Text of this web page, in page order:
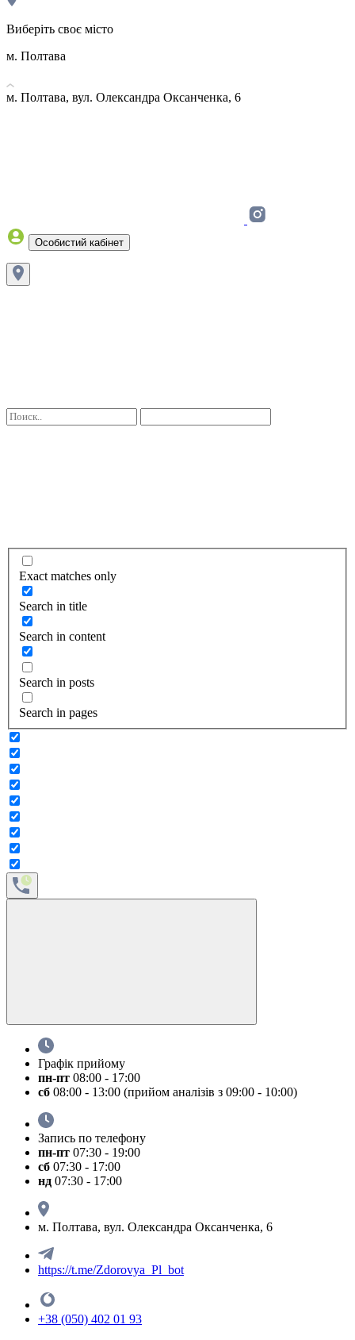
Виберіть своє місто
м. Полтава
м. Полтава, вул. Олександра Оксанченка, 6
Особистий кабінет
Exact matches only
Search in title
Search in content
Search in posts
Search in pages
Графік прийому
пн-пт 08:00 - 17:00
сб 08:00 - 13:00 (прийом аналізів з 09:00 - 10:00)
Запись по телефону
пн-пт 07:30 - 19:00
сб 07:30 - 17:00
нд 07:30 - 17:00
м. Полтава, вул. Олександра Оксанченка, 6
https://t.me/Zdorovya_Pl_bot
+38 (050) 402 01 93